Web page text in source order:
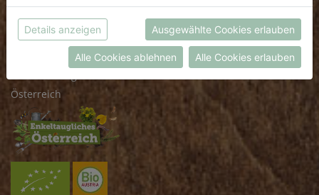
Biohof Achleitner
Unterm Regenbogen 1
Österreich
möchtest.
Weitere Informationen findest du in unserer
Datenschutzerklärung
bzw. imImpressum
Details anzeigen Ausgewählte Cookies erlauben
Alle Cookies ablehnen Alle Cookies erlauben